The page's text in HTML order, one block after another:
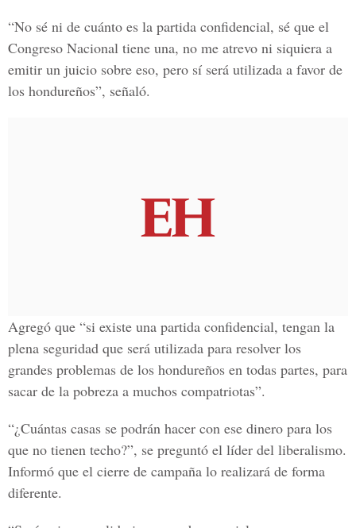
“No sé ni de cuánto es la partida confidencial, sé que el
Congreso Nacional tiene una, no me atrevo ni siquiera a
emitir un juicio sobre eso, pero sí será utilizada a favor de
los hondureños”, señaló.
Agregó que “si existe una partida confidencial, tengan la
plena seguridad que será utilizada para resolver los
grandes problemas de los hondureños en todas partes, para
sacar de la pobreza a muchos compatriotas”.
“¿Cuántas casas se podrán hacer con ese dinero para los
que no tienen techo?”, se preguntó el líder del liberalismo.
Informó que el cierre de campaña lo realizará de forma
diferente.